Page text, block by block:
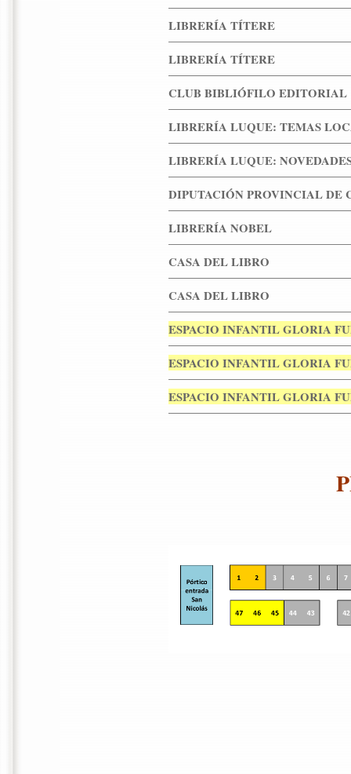
LIBRERÍA TÍTERE
LIBRERÍA TÍTERE
CLUB BIBLIÓFILO EDITORIAL
LIBRERÍA LUQUE: TEMAS
LIBRERÍA LUQUE:
DIPUTACIÓN PROVINCIAL DE
LIBRERÍA NOBEL
CASA DEL LIBRO
CASA DEL LIBRO
ESPACIO INFANTIL GLORIA
ESPACIO INFANTIL GLORIA
ESPACIO INFANTIL GLORIA